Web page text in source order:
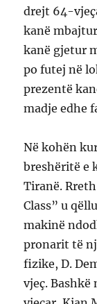
drejt 64-
kanë
kanë gjetur
po futej në
prezentë
madje edhe
Në kohën
breshëritë e
Tiranë.
Class” u
makinë
pronarit të
fizike, D.
vjeç.